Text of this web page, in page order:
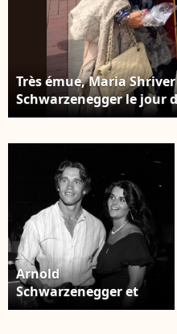
Très émue, Maria
Schwarzenegger le jour
Photo publiée sur
Arnold
Schwarzenegger et
Maria Shriver sont